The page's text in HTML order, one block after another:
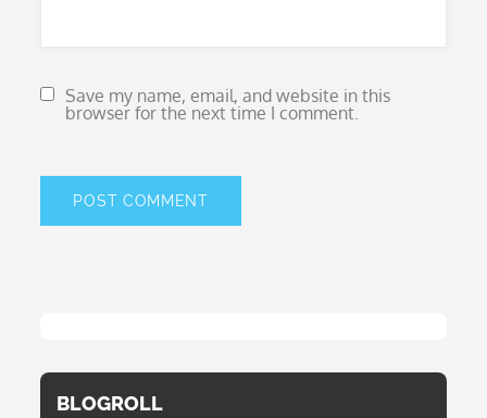
Save my name, email, and website in this
browser for the next time I comment.
BLOGROLL